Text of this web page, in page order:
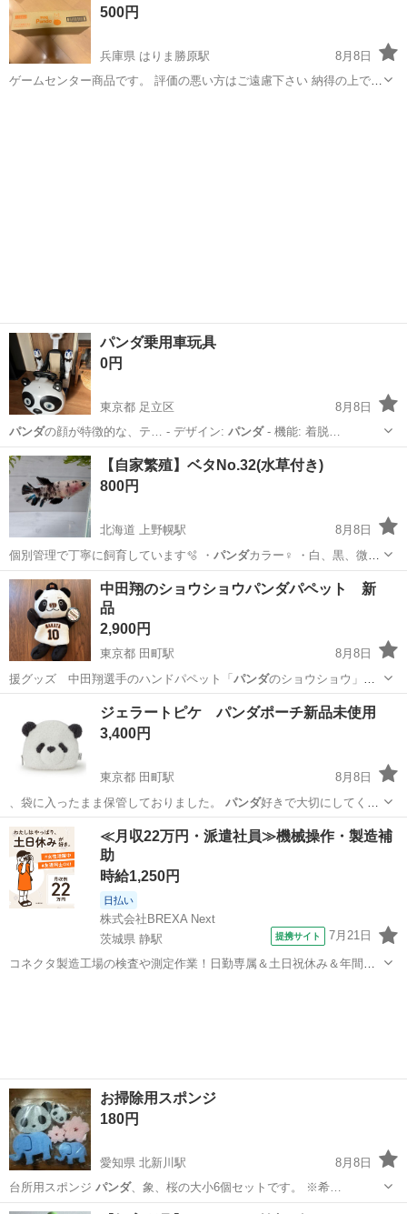
500円
兵庫県 はりま勝原駅
8月8日
ゲームセンター商品です。 評価の悪い方はご遠慮下さい 納得の上で購
パンダ乗用車玩具
0円
東京都 足立区
8月8日
パンダ
の顔が特徴的な、テ… - デザイン: パンダ- 機能: 着脱…
東京 足立区 幼児用自転車
【自家繁殖】ベタNo.32(水草付き)
800円
北海道 上野幌駅
8月8日
個別管理で丁寧に飼育しています🫧 ・ パンダカラー♀ ・白、黒、微
青、微赤 ・かわ…
北海道 北広島市 上野幌駅 その他 ベタ
中田翔のショウショウパンダパペット 新
品
2,900円
東京都 田町駅
8月8日
援グッズ 中田翔選手のハンドパペット「 パンダのショウショウ」で
す。 お顔には個体…
野球 ジャイアンツ
ジェラートピケ パンダポーチ新品未使用
3,400円
東京都 田町駅
8月8日
、袋に入ったまま保管しておりました。 パンダ好きで大切にしてくだ
さる方にお譲りした…
東京 港区 田町駅 バッグ ジェラートピケ
≪月収22万円・派遣社員≫機械操作・製造補
助
時給1,250円
日払い
株式会社BREXA Next
茨城県 静駅
提携サイト 7月21日
コネクタ製造工場の検査や測定作業！日勤専属＆土日祝休み＆年間休
お掃除用スポンジ
180円
愛知県 北新川駅
8月8日
台所用スポンジ パンダ 、象、桜の大小6個セットです。 ※希…